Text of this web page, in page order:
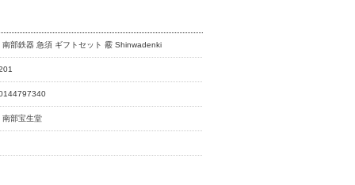
南部鉄器 急須 ギフトセット 霰 Shinwadenki
南部宝生堂